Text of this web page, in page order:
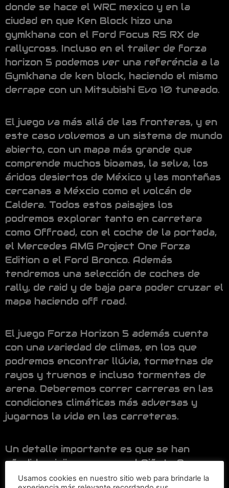
donde se hace el WRC mexico y en la
ciudad en que Ken Block hizo una
gymkhana con el Ford Focus RS RX de
rallycross. Incluso en el trailer de forza
horizon 5 podemos ver una referéncia a la
Gymkhana de ken block, haciendo el mismo
derrape con un Mitsubishi Evo 10 tuneado.
El juego va más allá de las fronteras, y en
este caso volvemos a un sistema de mundo
abierto, con un mapa más grande que
comprende muchos bioamas, la selva, los
áridos desiertos de México y las montañas
cercanas a Méxcio como el volcán de
Caldera. Todos estos paisajes los
podremos explorar tanto en carretara
como Offroad, con el coche de la portada,
el Mercedes AMG Project One Forza
Edition o el Ford Bronco. Además
tendremos una selección de coches de
rally, de raid y de baja para poder cruzar el
mapa haciendo off road.
El juego Forza Horizon 5 además cuenta
con una variedad de climas, en los que
podremos encontrar llúvia, tormetnas de
rayos y truenos e incluso tormentas de
arena. Deberemos correr carreras en las
condiciones climáticas más adversas y
jugarnos la vida en las carreteras.
Un detalle importante es que se han
añadido minijuegos como el Piñata Pop.
Dentro de Forza Horizon 5, podremos jugar
Usamos cookies en nuestro sitio web para brindarle la